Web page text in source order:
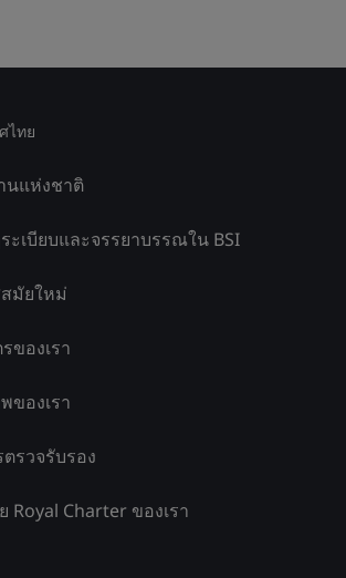
ไทย
นแห่งชาติ
เบียบและจรรยาบรรณใน BSI
มัยใหม่
ของเรา
ของเรา
รวจรับรอง
Royal Charter ของเรา